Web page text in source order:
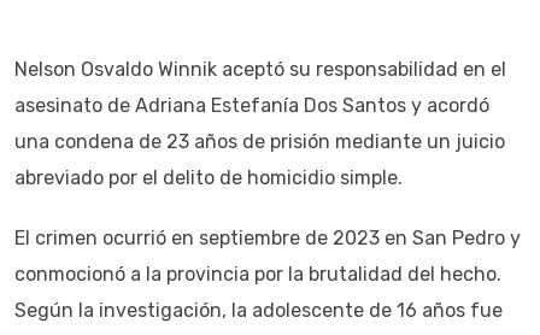
Nelson Osvaldo Winnik aceptó su responsabilidad en el
asesinato de Adriana Estefanía Dos Santos y acordó
una condena de 23 años de prisión mediante un juicio
abreviado por el delito de homicidio simple.
El crimen ocurrió en septiembre de 2023 en San Pedro y
conmocionó a la provincia por la brutalidad del hecho.
Según la investigación, la adolescente de 16 años fue